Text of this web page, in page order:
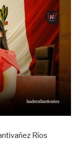
Ríos